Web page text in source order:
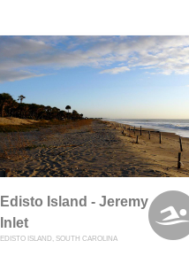
Edisto Island - Jeremy
Inlet
EDISTO ISLAND, SOUTH CAROLINA